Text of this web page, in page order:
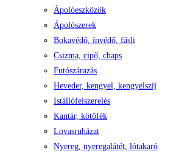
Ápolóeszközök
Ápolószerek
Bokavédő, ínvédő, fásli
Csizma, cipő, chaps
Futószárazás
Heveder, kengyel, kengyelszíj
Istállófelszerelés
Kantár, kötőfék
Lovasruházat
Nyereg, nyeregalátét, lótakaró